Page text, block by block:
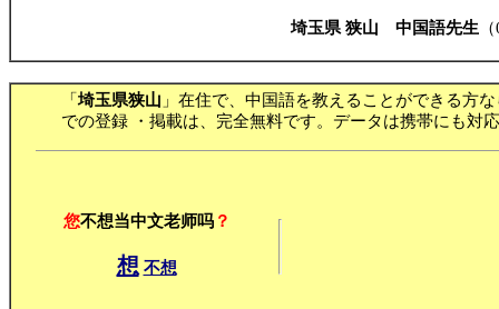
埼玉県 狭山 中国語先生
「埼玉県狭山 」在住で、中国語を教えることができる方
での登録 ・掲載は、完全無料です。データは携帯にも対
您不想当中文老师吗？
想 不想